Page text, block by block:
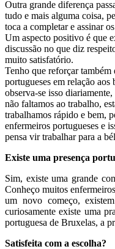
Outra grande diferença
tudo e mais alguma coisa,
toca a completar e assinar
Um aspecto positivo é que
discussão no que diz
muito satisfatório.
Tenho que reforçar também
portugueses em relação aos
observa-se isso
não faltamos ao trabalho,
trabalhamos rápido e bem,
enfermeiros portugueses e
pensa vir trabalhar para a
Existe uma presença
Sim, existe uma grande
Conheço muitos
um novo começo,
curiosamente existe uma
portuguesa de Bruxelas, a
Satisfeita com a escolha?